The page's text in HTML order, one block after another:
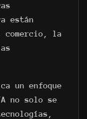
están
comercio, la
un enfoque
no solo se